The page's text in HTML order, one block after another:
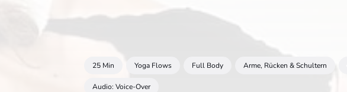
25 Min Yoga Flows Full Body Arme, Rücken & Schultern
Audio: Voice-Over